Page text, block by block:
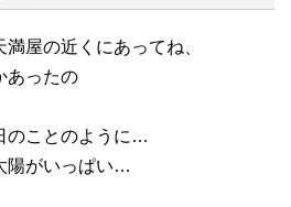
屋の近くにあってね、
あったの
のことのように…
がいっぱい…